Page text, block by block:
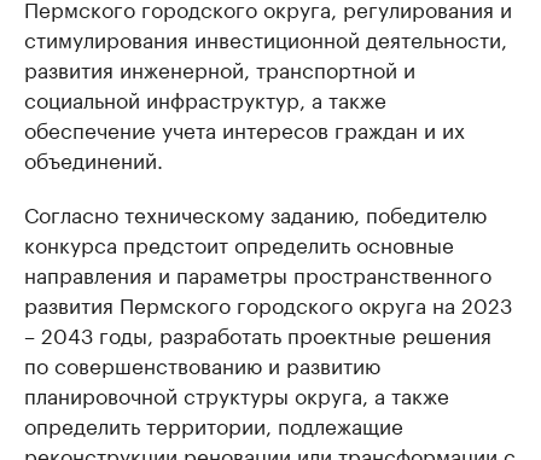
Пермского городского округа, регулирования и
стимулирования инвестиционной деятельности,
развития инженерной, транспортной и
социальной инфраструктур, а также
обеспечение учета интересов граждан и их
объединений.
Согласно техническому заданию, победителю
конкурса предстоит определить основные
направления и параметры пространственного
развития Пермского городского округа на 2023
– 2043 годы, разработать проектные решения
по совершенствованию и развитию
планировочной структуры округа, а также
определить территории, подлежащие